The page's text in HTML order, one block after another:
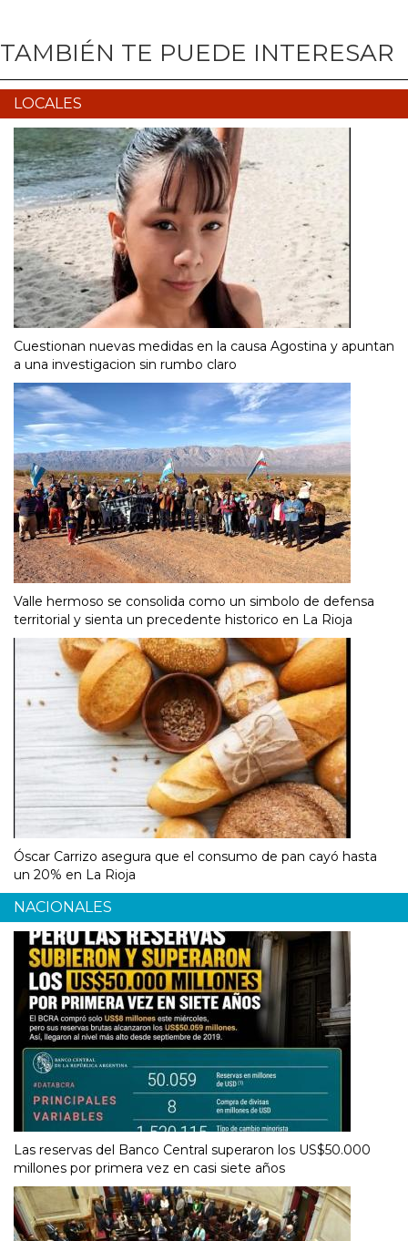
TAMBIÉN TE PUEDE INTERESAR
LOCALES
Cuestionan nuevas medidas en la causa Agostina y apuntan
a una investigacion sin rumbo claro
Valle hermoso se consolida como un simbolo de defensa
territorial y sienta un precedente historico en La Rioja
Óscar Carrizo asegura que el consumo de pan cayó hasta
un 20% en La Rioja
NACIONALES
Las reservas del Banco Central superaron los US$50.000
millones por primera vez en casi siete años